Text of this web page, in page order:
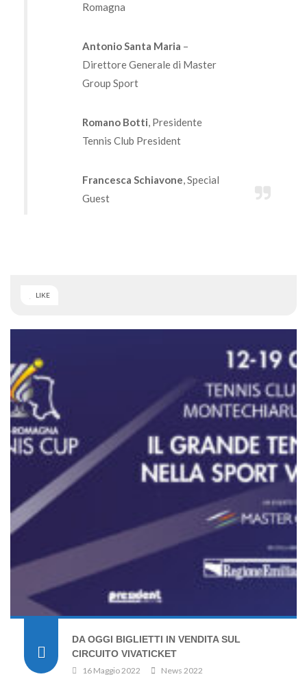
Romagna
Antonio Santa Maria –
Direttore Generale di Master
Group Sport
Romano Botti, Presidente
Tennis Club President
Francesca Schiavone, Special
Guest
LIKE
DA OGGI BIGLIETTI IN VENDITA SUL
CIRCUITO VIVATICKET
16 Maggio 2022 News 2022